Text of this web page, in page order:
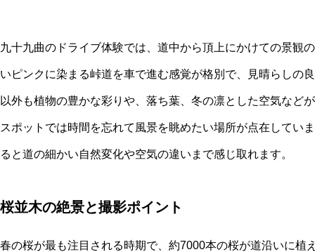
九十九曲のドライブ体験では、道中から頂上にかけての景観
いピンクに染まる峠道を車で進む感覚が格別で、見晴らしの
以外も植物の豊かな彩りや、落ち葉、冬の凛とした空気など
スポットでは時間を忘れて風景を眺めたい場所が点在してい
ると道の細かい自然変化や空気の違いまで感じ取れます。
桜並木の絶景と撮影ポイント
春の桜が最も注目される時期で、約7000本の桜が道沿いに植